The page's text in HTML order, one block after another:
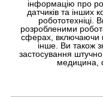
інформацію про
датчиків та інших
робототехніці.
розробленими
сферах, включаючи
інше. Ви також
застосування
медицина,